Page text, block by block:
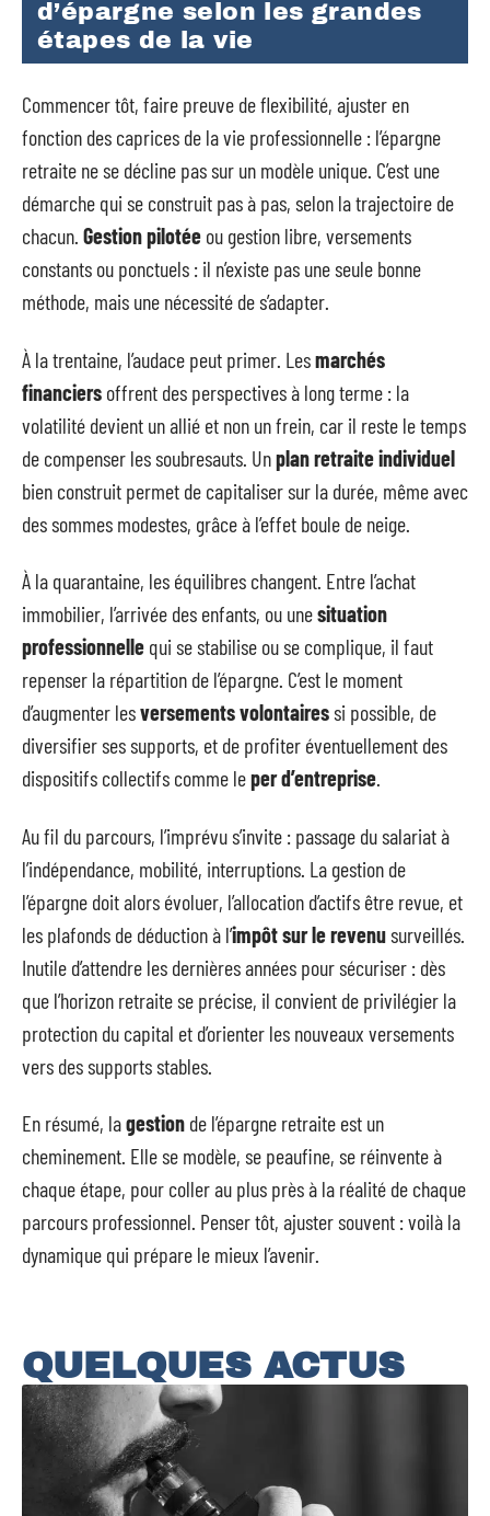
d’épargne selon les grandes
étapes de la vie
Commencer tôt, faire preuve de flexibilité, ajuster en
fonction des caprices de la vie professionnelle : l’épargne
retraite ne se décline pas sur un modèle unique. C’est une
démarche qui se construit pas à pas, selon la trajectoire de
chacun. Gestion pilotée ou gestion libre, versements
constants ou ponctuels : il n’existe pas une seule bonne
méthode, mais une nécessité de s’adapter.
À la trentaine, l’audace peut primer. Lesmarchés
financiers offrent des perspectives à long terme : la
volatilité devient un allié et non un frein, car il reste le temps
de compenser les soubresauts. Unplan retraite individuel
bien construit permet de capitaliser sur la durée, même avec
des sommes modestes, grâce à l’effet boule de neige.
À la quarantaine, les équilibres changent. Entre l’achat
immobilier, l’arrivée des enfants, ou unesituation
professionnelle qui se stabilise ou se complique, il faut
repenser la répartition de l’épargne. C’est le moment
d’augmenter lesversements volontairessi possible, de
diversifier ses supports, et de profiter éventuellement des
dispositifs collectifs comme leper d’entreprise.
Au fil du parcours, l’imprévu s’invite : passage du salariat à
l’indépendance, mobilité, interruptions. La gestion de
l’épargne doit alors évoluer, l’allocation d’actifs être revue, et
les plafonds de déduction à l’impôt sur le revenusurveillés.
Inutile d’attendre les dernières années pour sécuriser : dès
que l’horizon retraite se précise, il convient de privilégier la
protection du capital et d’orienter les nouveaux versements
vers des supports stables.
En résumé, lagestion de l’épargne retraite est un
cheminement. Elle se modèle, se peaufine, se réinvente à
chaque étape, pour coller au plus près à la réalité de chaque
parcours professionnel. Penser tôt, ajuster souvent : voilà la
dynamique qui prépare le mieux l’avenir.
QUELQUES ACTUS